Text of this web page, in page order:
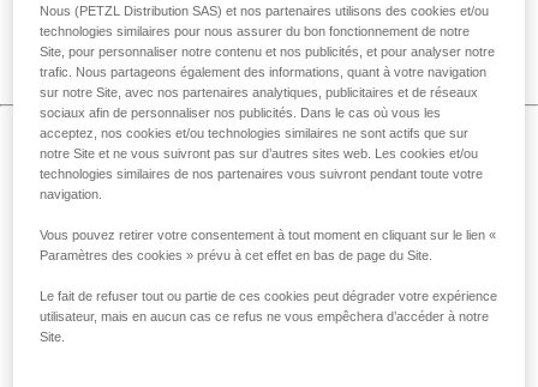
Voir l'aide au choix >
c
Comment bien utiliser les mousquetons et
adopter les bonnes pratiques ?
Nous (PETZL Distribution SAS) et nos partenaires utilisons des cookies et/ou
technologies similaires pour nous assurer du bon fonctionnement de notre
Site, pour personnaliser notre contenu et nos publicités, et pour analyser notre
trafic. Nous partageons également des informations, quant à votre navigation
sur notre Site, avec nos partenaires analytiques, publicitaires et de réseaux
sociaux afin de personnaliser nos publicités. Dans le cas où vous les
acceptez, nos cookies et/ou technologies similaires ne sont actifs que sur
notre Site et ne vous suivront pas sur d’autres sites web. Les cookies et/ou
technologies similaires de nos partenaires vous suivront pendant toute votre
navigation.
Vous pouvez retirer votre consentement à tout moment en cliquant sur le lien «
Paramètres des cookies » prévu à cet effet en bas de page du Site.
Le fait de refuser tout ou partie de ces cookies peut dégrader votre expérience
utilisateur, mais en aucun cas ce refus ne vous empêchera d’accéder à notre
Site.